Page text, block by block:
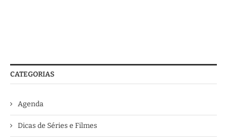
CATEGORIAS
Agenda
Dicas de Séries e Filmes